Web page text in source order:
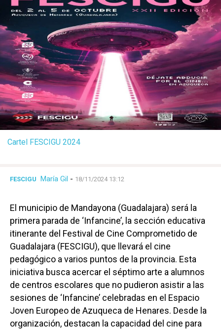
Cartel FESCIGU 2024
FESCIGU María Gil - 18/11/2024 13:12
El municipio de Mandayona (Guadalajara) será la
primera parada de ‘Infancine’, la sección educativa
itinerante del Festival de Cine Comprometido de
Guadalajara (FESCIGU), que llevará el cine
pedagógico a varios puntos de la provincia. Esta
iniciativa busca acercar el séptimo arte a alumnos
de centros escolares que no pudieron asistir a las
sesiones de ‘Infancine’ celebradas en el Espacio
Joven Europeo de Azuqueca de Henares. Desde la
organización, destacan la capacidad del cine para